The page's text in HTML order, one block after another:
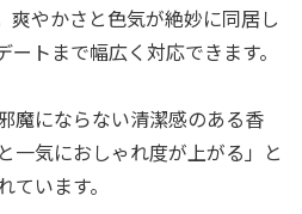
爽やかさと色気が絶妙に同居し
トまで幅広く対応できます。
魔にならない清潔感のある香
一気におしゃれ度が上がる」と
います。